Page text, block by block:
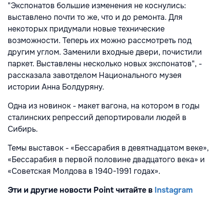
"Экспонатов большие изменения не коснулись:
выставлено почти то же, что и до ремонта. Для
некоторых придумали новые технические
возможности. Теперь их можно рассмотреть под
другим углом. Заменили входные двери, почистили
паркет. Выставлены несколько новых экспонатов", -
рассказала завотделом Национального музея
истории Анна Болдуряну.
Одна из новинок - макет вагона, на котором в годы
сталинских репрессий депортировали людей в
Сибирь.
Темы выставок - «Бессарабия в девятнадцатом веке»,
«Бессарабия в первой половине двадцатого века» и
«Советская Молдова в 1940-1991 годах».
Эти и другие новости Point читайте в Instagram